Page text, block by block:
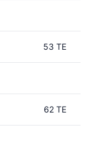
53 TE
62 TE